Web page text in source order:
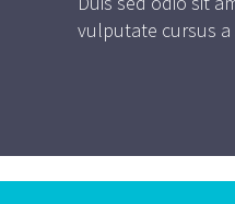
vulputate cursus a